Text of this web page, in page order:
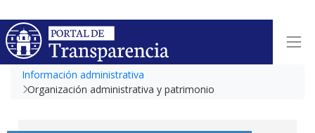
Información administrativa
Organización administrativa y patrimonio